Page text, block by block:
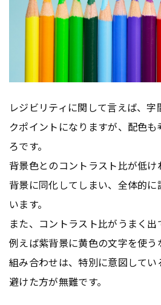
レジビリティに関して言えば、
クポイントになりますが、配色
ろです。
背景色とのコントラスト比が低
背景に同化してしまい、全体的
います。
また、コントラスト比がうまく出
例えば紫背景に黄色の文字を使う
組み合わせは、特別に意図してい
避けた方が無難です。